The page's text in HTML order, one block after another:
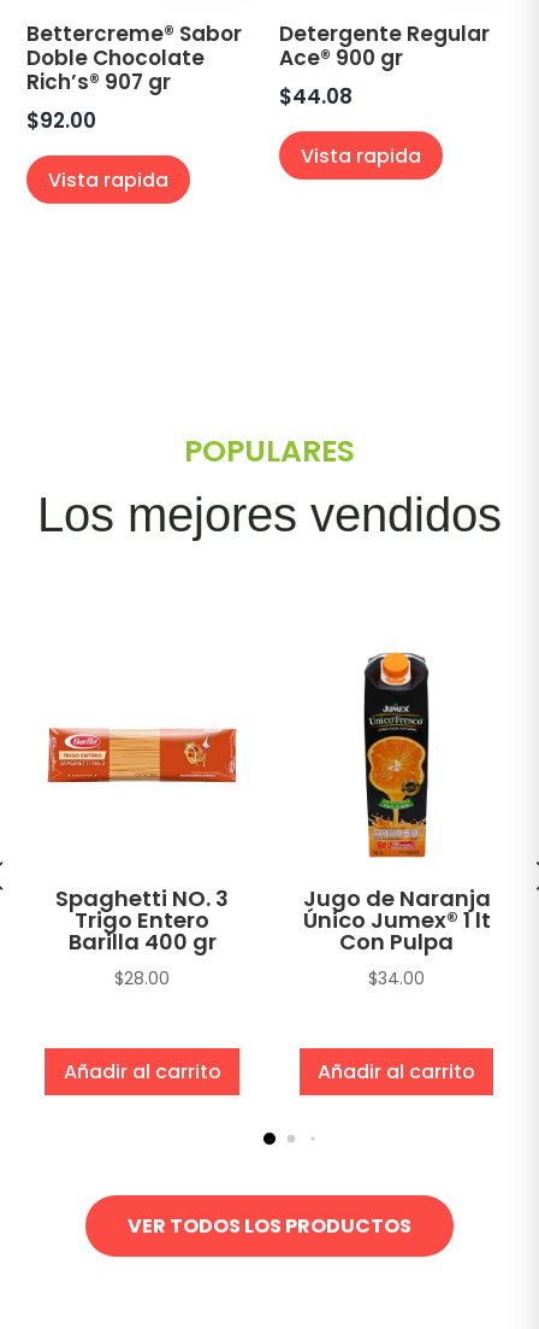
Bettercreme® Sabor
Doble Chocolate
Rich’s® 907 gr
$92.00
Vista rapida
Detergente Regular
Ace® 900 gr
$44.08
Vista rapida
POPULARES
Los mejores vendidos
Spaghetti NO. 3
Trigo Entero
Barilla 400 gr
$28.00
Añadir al carrito
Jugo de Naranja
Único Jumex® 1 lt
Con Pulpa
$34.00
Añadir al carrito
VER TODOS LOS PRODUCTOS